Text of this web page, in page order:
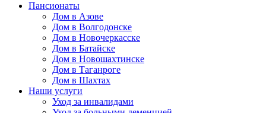
Пансионаты
Дом в Азове
Дом в Волгодонске
Дом в Новочеркасске
Дом в Батайске
Дом в Новошахтинске
Дом в Таганроге
Дом в Шахтах
Наши услуги
Уход за инвалидами